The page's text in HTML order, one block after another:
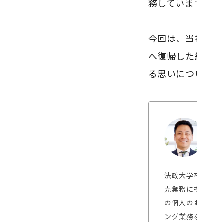
務していま
今回は、
へ復帰し
る思いにつ
法政大学
売業務に
の個人の
ング業務